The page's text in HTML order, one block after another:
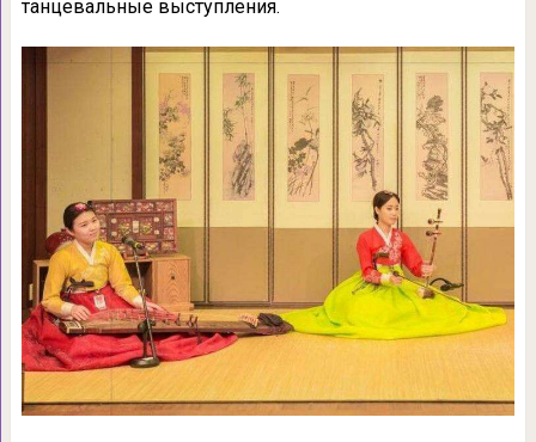
танцевальные выступления.